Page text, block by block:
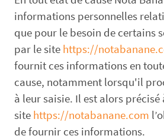
informations personnelles
que pour le besoin de certains
par le site https://
fournit ces informations en
cause, notamment lorsqu'il
à leur saisie. Il est alors
site https://notabanane.com
de fournir ces informations.